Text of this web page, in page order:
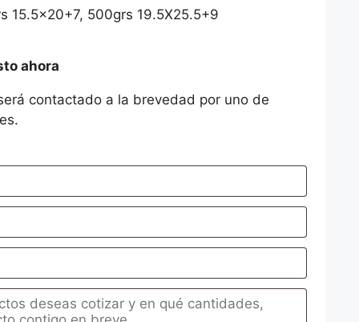
15.5×20+7, 500grs 19.5X25.5+9
ahora
contactado a la brevedad por uno de